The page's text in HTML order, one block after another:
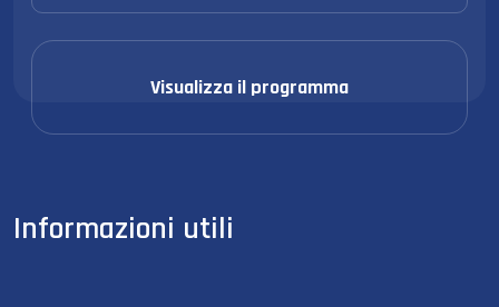
Visualizza il programma
Informazioni utili